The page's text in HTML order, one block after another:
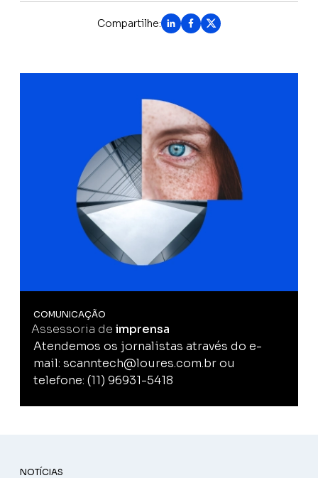
Compartilhe:
COMUNICAÇÃO
Assessoria de imprensa
Atendemos os jornalistas através do e-
mail: scanntech@loures.com.br ou
telefone: (11) 96931-5418
NOTÍCIAS